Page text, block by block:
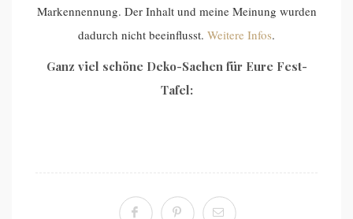
Markennennung. Der Inhalt und meine Meinung wurden
dadurch nicht beeinflusst. Weitere Infos.
Ganz viel schöne Deko-Sachen für Eure Fest-
Tafel: